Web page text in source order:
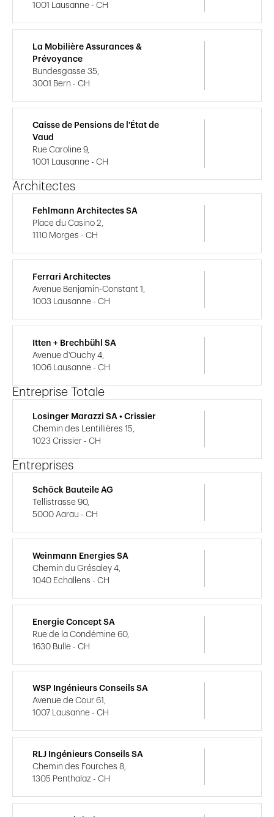
1001 Lausanne - CH
La Mobilière Assurances &
Prévoyance
Bundesgasse 35,
3001 Bern - CH
Caisse de Pensions de l'État de
Vaud
Rue Caroline 9,
1001 Lausanne - CH
Architectes
Fehlmann Architectes SA
Place du Casino 2,
1110 Morges - CH
Ferrari Architectes
Avenue Benjamin-Constant 1,
1003 Lausanne - CH
Itten + Brechbühl SA
Avenue d'Ouchy 4,
1006 Lausanne - CH
Entreprise Totale
Losinger Marazzi SA • Crissier
Chemin des Lentillières 15,
1023 Crissier - CH
Entreprises
Schöck Bauteile AG
Tellistrasse 90,
5000 Aarau - CH
Weinmann Energies SA
Chemin du Grésaley 4,
1040 Echallens - CH
Energie Concept SA
Rue de la Condémine 60,
1630 Bulle - CH
WSP Ingénieurs Conseils SA
Avenue de Cour 61,
1007 Lausanne - CH
RLJ Ingénieurs Conseils SA
Chemin des Fourches 8,
1305 Penthalaz - CH